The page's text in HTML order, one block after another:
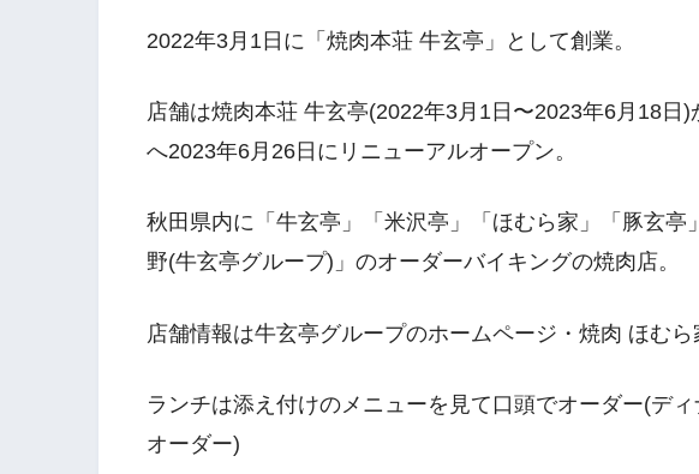
2022年3月1日に「焼肉本荘 牛玄亭」として創業。
店舗は焼肉本荘 牛玄亭(2022年3月1日〜2023年6月18日)
へ2023年6月26日にリニューアルオープン。
秋田県内に「牛玄亭」「米沢亭」「ほむら家」「豚玄亭
野(牛玄亭グループ)」のオーダーバイキングの焼肉店。
店舗情報は牛玄亭グループのホームページ・焼肉 ほむら
ランチは添え付けのメニューを見て口頭でオーダー(デ
オーダー)